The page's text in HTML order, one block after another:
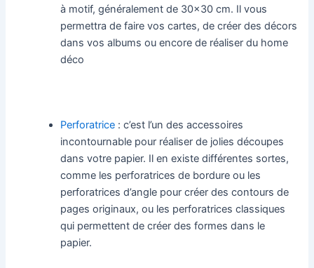
à motif, généralement de 30×30 cm. Il vous
permettra de faire vos cartes, de créer des décors
dans vos albums ou encore de réaliser du home
déco
Perforatrice : c’est l’un des accessoires
incontournable pour réaliser de jolies découpes
dans votre papier. Il en existe différentes sortes,
comme les perforatrices de bordure ou les
perforatrices d’angle pour créer des contours de
pages originaux, ou les perforatrices classiques
qui permettent de créer des formes dans le
papier.